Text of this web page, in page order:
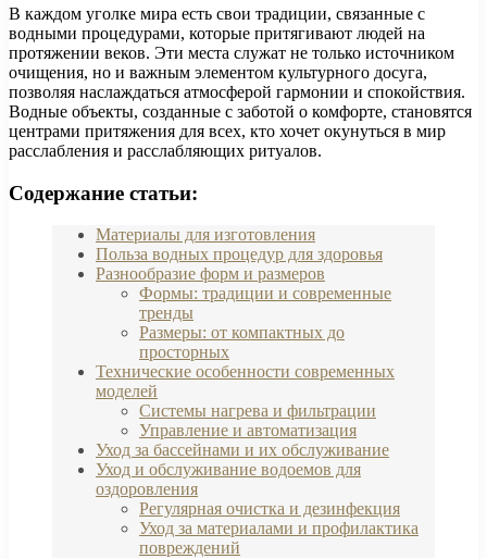
В каждом уголке мира есть свои традиции, связанные с
водными процедурами, которые притягивают людей на
протяжении веков. Эти места служат не только источником
очищения, но и важным элементом культурного досуга,
позволяя наслаждаться атмосферой гармонии и спокойствия.
Водные объекты, созданные с заботой о комфорте, становятся
центрами притяжения для всех, кто хочет окунуться в мир
расслабления и расслабляющих ритуалов.
Содержание статьи:
Материалы для изготовления
Польза водных процедур для здоровья
Разнообразие форм и размеров
Формы: традиции и современные
тренды
Размеры: от компактных до
просторных
Технические особенности современных
моделей
Системы нагрева и фильтрации
Управление и автоматизация
Уход за бассейнами и их обслуживание
Уход и обслуживание водоемов для
оздоровления
Регулярная очистка и дезинфекция
Уход за материалами и профилактика
повреждений